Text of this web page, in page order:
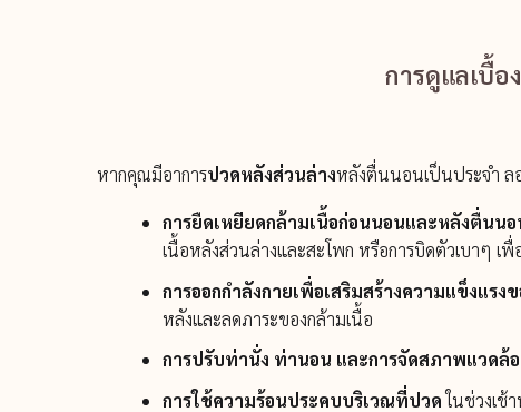
การดูแลเบื้
หากคุณมีอาการปวดหลังส่วนล่างหลังตื่นนอนเป็นประจำ ล
การยืดเหยียดกล้ามเนื้อก่อนนอนและหลังตื่นนอ
เนื้อหลังส่วนล่างและสะโพก หรือการบิดตัวเบาๆ เ
การออกกำลังกายเพื่อเสริมสร้างความแข็งแร
หลังและลดภาระของกล้ามเนื้อ
การปรับท่านั่ง ท่านอน และการจัดสภาพแวดล้
การใช้ความร้อนประคบบริเวณที่ปวดในช่วงเช้